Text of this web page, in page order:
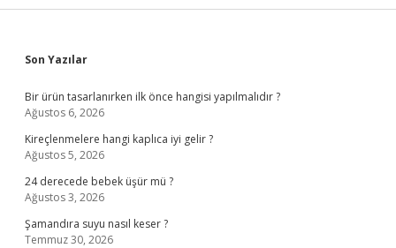
Sidebar
Son Yazılar
Bir ürün tasarlanırken ilk önce hangisi yapılmalıdır ?
Ağustos 6, 2026
Kireçlenmelere hangi kaplıca iyi gelir ?
Ağustos 5, 2026
24 derecede bebek üşür mü ?
Ağustos 3, 2026
Şamandıra suyu nasıl keser ?
Temmuz 30, 2026